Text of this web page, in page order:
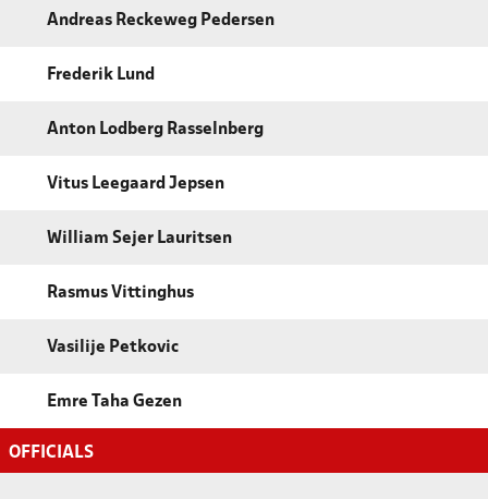
Andreas Reckeweg Pedersen
Frederik Lund
Anton Lodberg Rasselnberg
Vitus Leegaard Jepsen
William Sejer Lauritsen
Rasmus Vittinghus
Vasilije Petkovic
Emre Taha Gezen
OFFICIALS